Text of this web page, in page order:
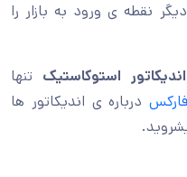
دیگر نقطه ی ورود به بازار را
استوکاستیک تنها
درباره ی اندیکاتور ها